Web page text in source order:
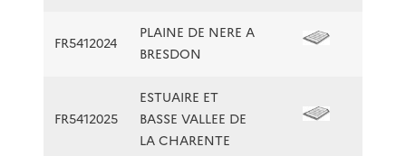
FR5412024
PLAINE DE NERE A
BRESDON
FR5412025
ESTUAIRE ET
BASSE VALLEE DE
LA CHARENTE